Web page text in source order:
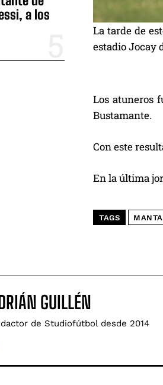
a los
La tarde de
estadio Jocay
Los atuneros
Bustamante.
Con este
En la última
TAGS
GUILLÉN
de Studiofútbol desde 2014